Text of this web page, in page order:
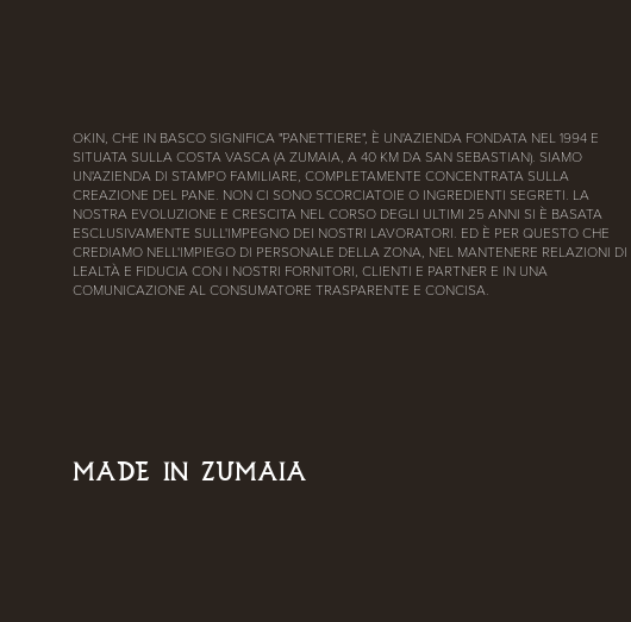
OKIN, CHE IN BASCO SIGNIFICA "PANETTIERE", È UN'AZIENDA FONDATA NEL 1994 E
SITUATA SULLA COSTA VASCA (A ZUMAIA, A 40 KM DA SAN SEBASTIAN). SIAMO
UN'AZIENDA DI STAMPO FAMILIARE, COMPLETAMENTE CONCENTRATA SULLA
CREAZIONE DEL PANE. NON CI SONO SCORCIATOIE O INGREDIENTI SEGRETI. LA
NOSTRA EVOLUZIONE E CRESCITA NEL CORSO DEGLI ULTIMI 25 ANNI SI È BASATA
ESCLUSIVAMENTE SULL'IMPEGNO DEI NOSTRI LAVORATORI. ED È PER QUESTO CHE
CREDIAMO NELL'IMPIEGO DI PERSONALE DELLA ZONA, NEL MANTENERE RELAZIONI DI
LEALTÀ E FIDUCIA CON I NOSTRI FORNITORI, CLIENTI E PARTNER E IN UNA
COMUNICAZIONE AL CONSUMATORE TRASPARENTE E CONCISA.
MADE IN ZUMAIA